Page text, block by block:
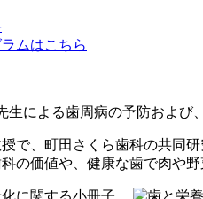
ムはこちら
生による歯周病の予防および
で、町田さくら歯科の共同
の価値や、健康な歯で肉や